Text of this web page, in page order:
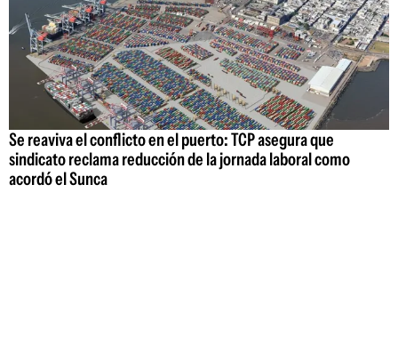
Se reaviva el conflicto en el puerto: TCP asegura que
sindicato reclama reducción de la jornada laboral como
acordó el Sunca